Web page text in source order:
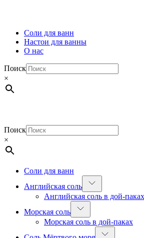
Соли для ванн
Настои для ванны
О нас
Поиск
×
Поиск
×
Соли для ванн
Английская соль
Английская соль в дой-паках
Морская соль
Морская соль в дой-паках